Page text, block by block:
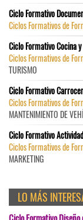
Ciclo Formativo
Ciclos Formativos de
Ciclo Formativo Cocina
Ciclos Formativos de
TURISMO
Ciclo Formativo
Ciclos Formativos de
MANTENIMIENTO DE
Ciclo Formativo
Ciclos Formativos de
MARKETING
LO MÁS